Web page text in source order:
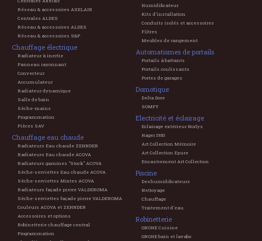
Réseau & accessoires AXELAIR
Centrales ALDES
Réseau & accessoires ALDES
Réseau & accessoires S&P
Chauffage électrique
Radiateur à inertie
Panneau rayonnant
Convecteur
Accumulateur
Radiateur dynamique
Salle de bain
Sèche-mains
Programmation
Pièces SAV
Chauffage eau chaude
Radiateurs Eau chaude ZEHNDER
Radiateurs Eau chaude ACOVA
Radiateurs gammes "Stock" ACOVA
Sèche-serviettes Eau chaude ACOVA
Sèche-serviettes Mixtes ACOVA
Radiateurs façade pierre VALDEROMA
Sèche-serviettes façade pierre VALDEROMA
Couleurs ACOVA et ZEHNDER
Accessoires et options
Robinetterie chauffage central
Programmation
Humidificateur
Kits d'installation
Conduits isolés et accessoires
Filtres
Meubles de rangement
Automatismes de portails
Portails à battants
Portails coulissants
Portes de garages
Domotique
Delta Dore
SOMFY
Electricité et éclairage
Eclairage extérieur Norlys
Hager 1930
Art Collection Mémoire
Art Collection Epure
Encastrement Art Collection
Piscine
Deshumidificateurs
Nettoyage
Chauffage
Traitement d'eau
Robinetterie
GROHE Cuisine
GROHE bain et lavabo